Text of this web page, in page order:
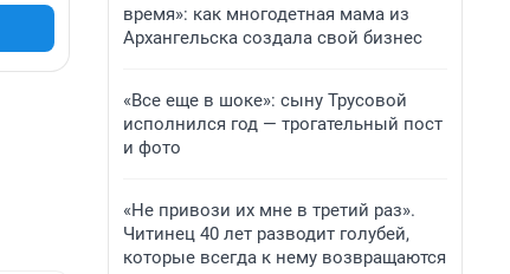
время»: как многодетная мама из
Архангельска создала свой бизнес
«Все еще в шоке»: сыну Трусовой
исполнился год — трогательный пост
и фото
«Не привози их мне в третий раз».
Читинец 40 лет разводит голубей,
которые всегда к нему возвращаются